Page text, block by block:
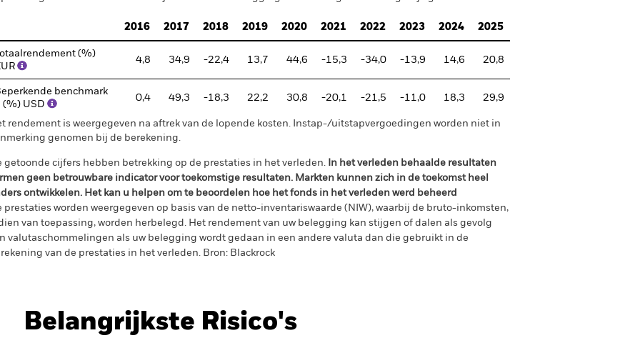
2016 2017 2018 2019 2020 2021 2022 2023 2024 2025
Totaalrendement (%)
4,8 34,9 -22,4 13,7 44,6 -15,3 -34,0 -13,9 14,6 20,8
benchmark
(%) USD
0,4 49,3 -18,3 22,2 30,8 -20,1 -21,5 -11,0 18,3 29,9
rendement is weergegeven na aftrek van de lopende kosten. Instap-/uitstapvergoedingen worden niet in
genomen bij de berekening.
getoonde cijfers hebben betrekking op de prestaties in het verleden. In het verleden behaalde resultaten
geen betrouwbare indicator voor toekomstige resultaten. Markten kunnen zich in de toekomst heel
ontwikkelen. Het kan u helpen om te beoordelen hoe het fonds in het verleden werd beheerd
prestaties worden weergegeven op basis van de netto-inventariswaarde (NIW), waarbij de bruto-inkomsten,
van toepassing, worden herbelegd. Het rendement van uw belegging kan stijgen of dalen als gevolg
valutaschommelingen als uw belegging wordt gedaan in een andere valuta dan die gebruikt in de
van de prestaties in het verleden. Bron: Blackrock
Belangrijkste Risico's